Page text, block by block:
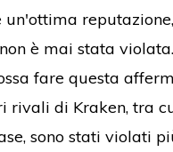
un'ottima
è mai stata
fare questa
rivali di Kraken, tra
sono stati violati